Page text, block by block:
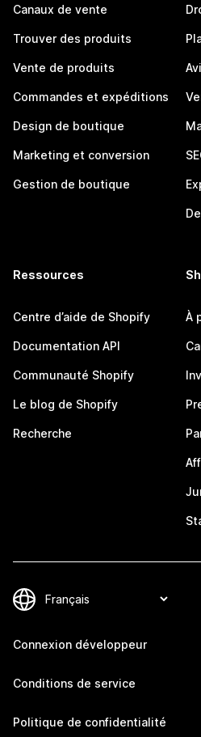
Canaux de vente
Trouver des produits
Vente de produits
Commandes et expéditions
Design de boutique
Marketing et conversion
Gestion de boutique
Ressources
Centre d’aide de Shopify
Documentation API
Communauté Shopify
Le blog de Shopify
Recherche
À
Connexion développeur
Conditions de service
Politique de confidentialité